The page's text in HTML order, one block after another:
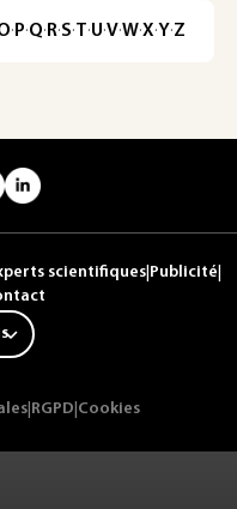
· P·Q· R·S·T·U·V·W·X·Y·Z
scientifiques Publicité
RGPD Cookies